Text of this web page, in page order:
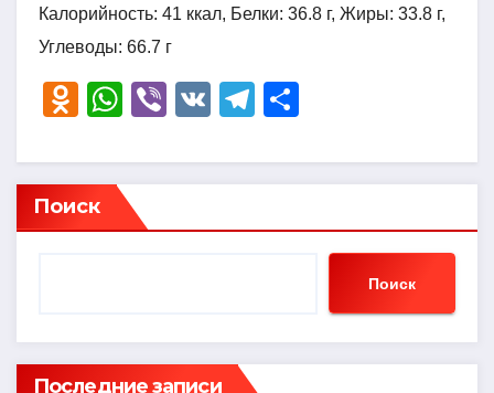
Калорийность: 41 ккал, Белки: 36.8 г, Жиры: 33.8 г,
Углеводы: 66.7 г
O
n
o
kl
ni
ki
W
at
s
A
Vi
er
V
T
e
a
р
в
ть
Поиск
Поиск
Последние записи